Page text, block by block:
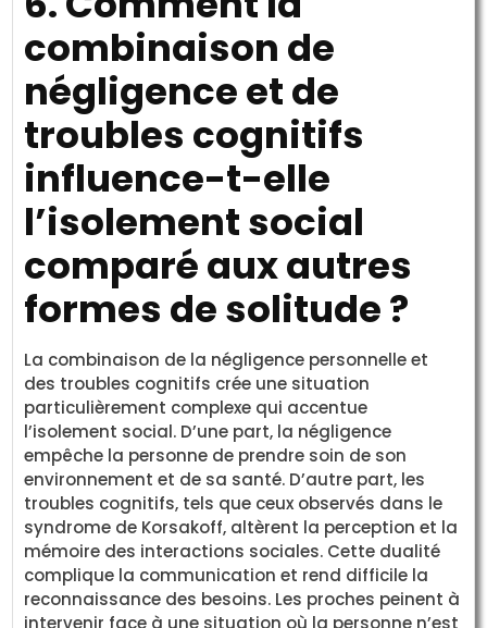
combinaison de
négligence et de
troubles cognitifs
influence-t-elle
l’isolement social
comparé aux autres
formes de solitude ?
La combinaison de la négligence personnelle et
des troubles cognitifs crée une situation
particulièrement complexe qui accentue
l’isolement social. D’une part, la négligence
empêche la personne de prendre soin de son
environnement et de sa santé. D’autre part, les
troubles cognitifs, tels que ceux observés dans le
syndrome de Korsakoff, altèrent la perception et la
mémoire des interactions sociales. Cette dualité
complique la communication et rend difficile la
reconnaissance des besoins. Les proches peinent à
intervenir face à une situation où la personne n’est